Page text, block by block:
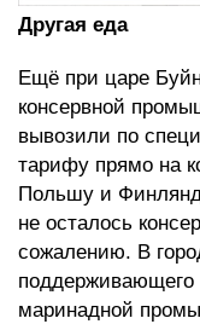
Другая еда
Ещё при царе
консервной
вывозили по
тарифу прямо на
Польшу и
не осталось
сожалению. В
поддерживающего
маринадной